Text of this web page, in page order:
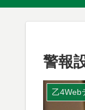
警報
乙4Web